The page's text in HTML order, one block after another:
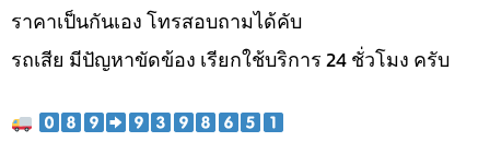
ราคาเป็นกันเอง โทรสอบถามได้คับ
รถเสีย มีปัญหาขัดข้อง เรียกใช้บริการ 24 ชั่วโมง ครับ